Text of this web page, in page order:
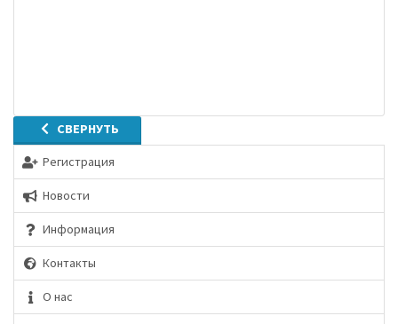
СВЕРНУТЬ
Регистрация
Новости
Информация
Контакты
О нас